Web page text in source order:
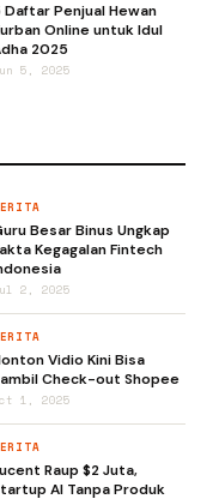
Daftar Penjual Hewan
Online untuk Idul
2025
5, 2025
Besar Binus Ungkap
Kegagalan Fintech
2, 2025
Vidio Kini Bisa
Check-out Shopee
1, 2025
Raup $2 Juta,
AI Tanpa Produk